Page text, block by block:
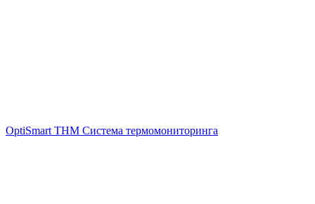
OptiSmart THM Система термомониторинга